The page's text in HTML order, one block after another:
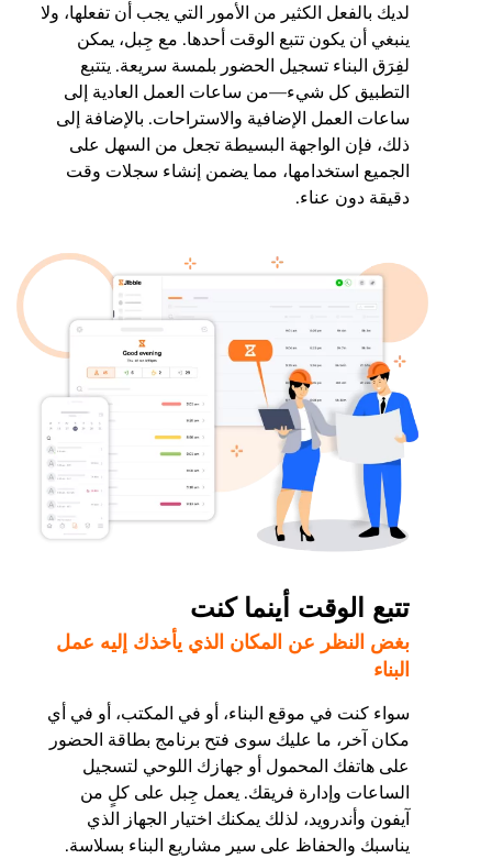
لديك بالفعل الكثير من الأمور التي يجب أن تفعلها، ولا
ينبغي أن يكون تتبع الوقت أحدها. مع جِبل، يمكن
لفِرَق البناء تسجيل الحضور بلمسة سريعة. يتتبع
التطبيق كل شيء—من ساعات العمل العادية إلى
ساعات العمل الإضافية والاستراحات. بالإضافة إلى
ذلك، فإن الواجهة البسيطة تجعل من السهل على
الجميع استخدامها، مما يضمن إنشاء سجلات وقت
دقيقة دون عناء.
تتبع الوقت أينما كنت
بغض النظر عن المكان الذي يأخذك إليه عمل
البناء
سواء كنت في موقع البناء، أو في المكتب، أو في أي
مكان آخر، ما عليك سوى فتح برنامج بطاقة الحضور
على هاتفك المحمول أو جهازك اللوحي لتسجيل
الساعات وإدارة فريقك. يعمل جِبل على كلٍ من
آيفون وأندرويد، لذلك يمكنك اختيار الجهاز الذي
يناسبك والحفاظ على سير مشاريع البناء بسلاسة.